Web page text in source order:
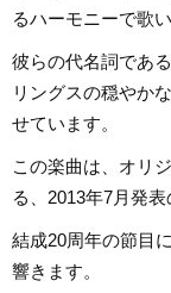
るハーモニーで歌
彼らの代名詞であ
リングスの穏やか
せています。
この楽曲は、オリ
る、2013年7月発
結成20周年の節目
響きます。